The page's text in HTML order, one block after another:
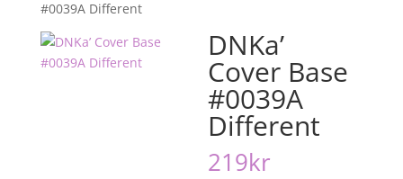
#0039A Different
DNKa’
Cover Base
#0039A
Different
219kr